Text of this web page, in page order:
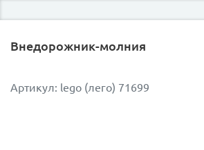
Внедорожник-молния
Артикул: lego (лего) 71699